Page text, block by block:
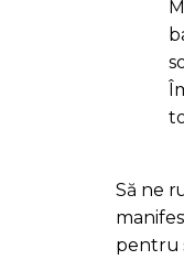
Să ne
pentru